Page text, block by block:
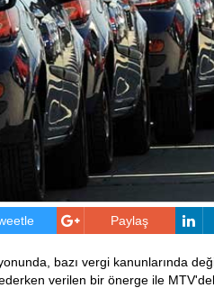
Paylaş
bazı vergi kanunlarında
verilen bir önerge ile